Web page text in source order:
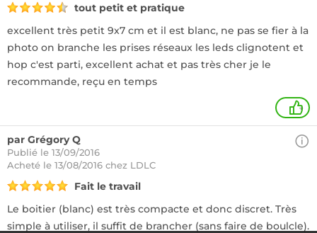
tout petit et pratique
excellent très petit 9x7 cm et il est blanc, ne pas se fier à la
photo on branche les prises réseaux les leds clignotent et
hop c'est parti, excellent achat et pas très cher je le
recommande, reçu en temps
+
par Grégory Q
Publié le 13/09/2016
Acheté le 13/08/2016 chez LDLC
Fait le travail
Le boitier (blanc) est très compacte et donc discret. Très
simple à utiliser, il suffit de brancher (sans faire de boulcle).